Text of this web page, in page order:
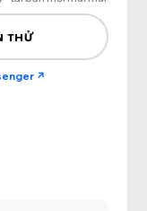
THỬ
↗